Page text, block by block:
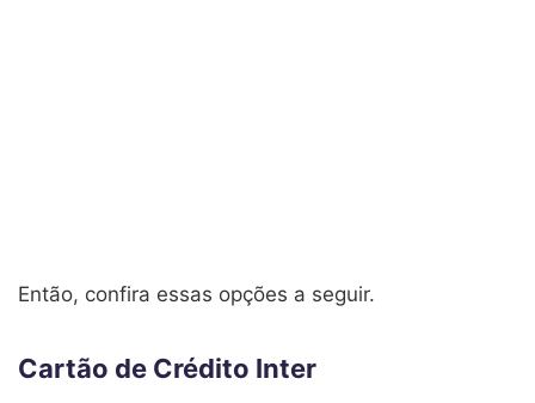
Então, confira essas opções a seguir.
Cartão de Crédito Inter